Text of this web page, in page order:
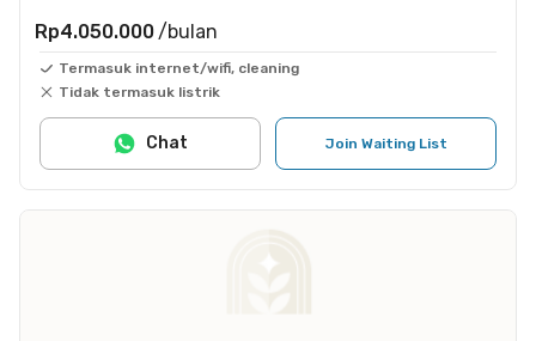
Rp4.050.000 /bulan
Termasuk internet/wifi, cleaning
Tidak termasuk listrik
Join Waiting List
Chat